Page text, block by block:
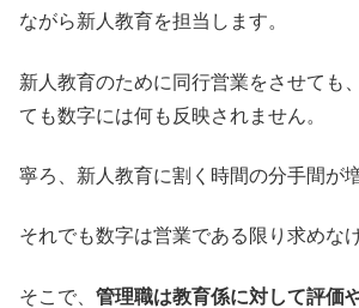
ながら新人教育を担当します。
新人教育のために同行営業をさせても
ても数字には何も反映されません。
寧ろ、新人教育に割く時間の分手間が
それでも数字は営業である限り求めな
そこで、 管理職は教育係に対して評価